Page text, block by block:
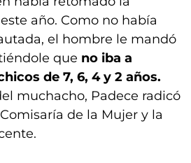
año. Como no había
el hombre le mandó
que no iba a
de 7, 6, 4 y 2 años.
muchacho, Padece radicó
de la Mujer y la